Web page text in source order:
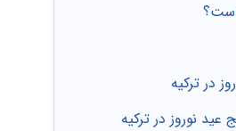
در ترکیه
عید نوروز در ترکیه